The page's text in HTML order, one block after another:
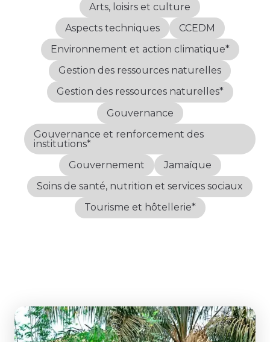
Arts, loisirs et culture
Aspects techniques
CCEDM
Environnement et action climatique*
Gestion des ressources naturelles
Gestion des ressources naturelles*
Gouvernance
Gouvernance et renforcement des
institutions*
Gouvernement
Jamaïque
Soins de santé, nutrition et services sociaux
Tourisme et hôtellerie*